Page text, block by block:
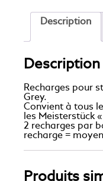
Description
Description
Recharges pour
Grey.
Convient à tous
les Meisterstück
2 recharges par
recharge =
Produits